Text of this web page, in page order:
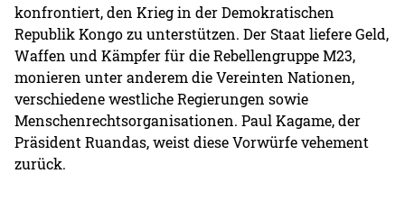
konfrontiert, den Krieg in der Demokratischen
Republik Kongo zu unterstützen. Der Staat liefere Geld,
Waffen und Kämpfer für die Rebellengruppe M23,
monieren unter anderem die Vereinten Nationen,
verschiedene westliche Regierungen sowie
Menschenrechtsorganisationen. Paul Kagame, der
Präsident Ruandas, weist diese Vorwürfe vehement
zurück.